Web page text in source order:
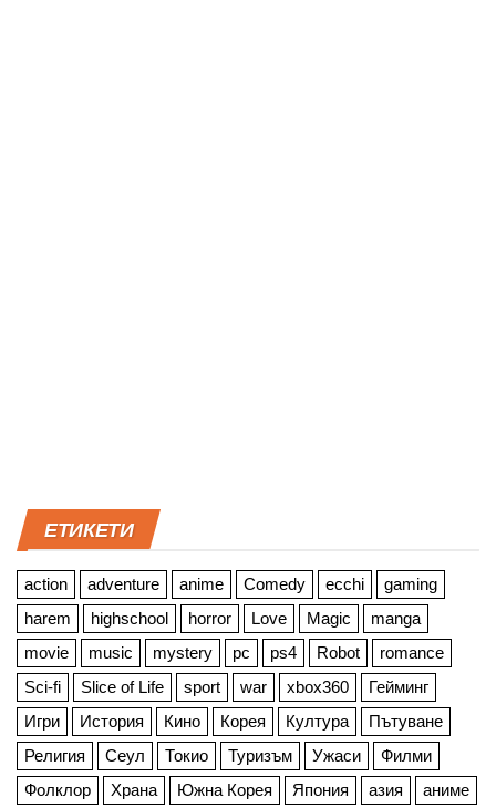
ЕТИКЕТИ
action adventure anime Comedy ecchi
gaming
harem
highschool horror Love Magic
manga
movie
music mystery pc ps4 Robot
romance
Sci-fi
Slice of Life sport war xbox360
Гейминг
Игри
История Кино Корея Култура
Пътуване
Религия
Сеул Токио Туризъм Ужаси
Филми
Фолклор
Храна Южна Корея Япония азия аниме